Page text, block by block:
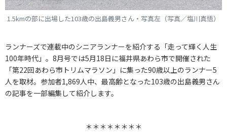
1.5kmの部に出場した103歳の出島義男さん・写真左（写真／塩川真悟）
ランナーズで連載中のシニアランナーを紹介する「走って輝く人生
100年時代」。8月号では5月18日に福井県あわら市で開催された
「第22回あわら市トリムマラソン」に集った90歳以上のランナー5
人を取材。参加者1,869人中、最高齢となった103歳の出島義男さん
の記事を一部編集して紹介します。
＊＊＊＊＊＊＊＊